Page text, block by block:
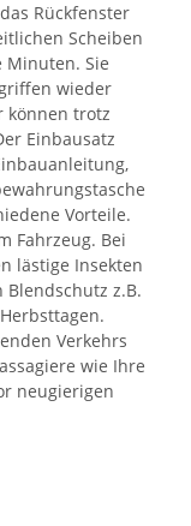
Rückfenster
Scheiben
Sie
wieder
können trotz
Einbausatz
Vorteile.
Fahrzeug. Bei
lästige Insekten
z.B.
Verkehrs
wie Ihre
neugierigen